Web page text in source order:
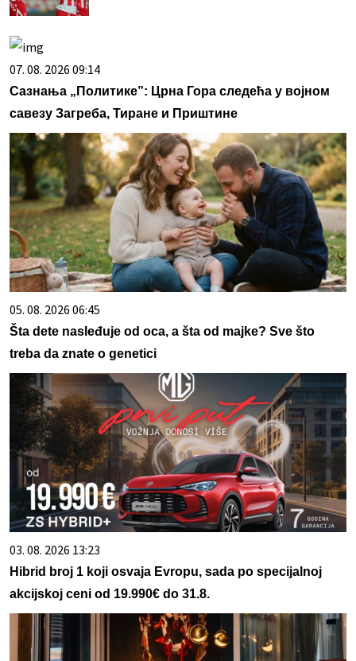
07. 08. 2026 09:14
Сазнања „Политике”: Црна Гора следећа у војном
савезу Загреба, Тиране и Приштине
05. 08. 2026 06:45
Šta dete nasleđuje od oca, a šta od majke? Sve što
treba da znate o genetici
03. 08. 2026 13:23
Hibrid broj 1 koji osvaja Evropu, sada po specijalnoj
akcijskoj ceni od 19.990€ do 31.8.